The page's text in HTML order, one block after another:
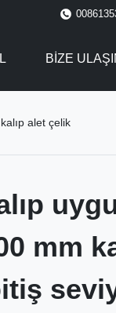
BIZE
alet çelik
mm